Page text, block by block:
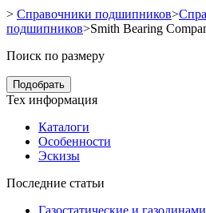
> Справочники подшипников>
подшипников>Smith Bearing
Поиск по размеру
Подобрать
Тех информация
Каталоги
Особенности
Эскизы
Последние статьи
Газостатические и